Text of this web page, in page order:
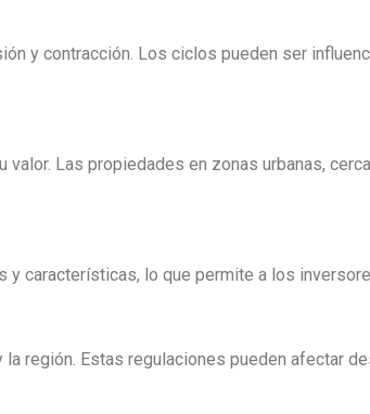
y contracción. Los ciclos pueden ser
Las propiedades en zonas urbanas,
características, lo que permite a los
región. Estas regulaciones pueden afectar